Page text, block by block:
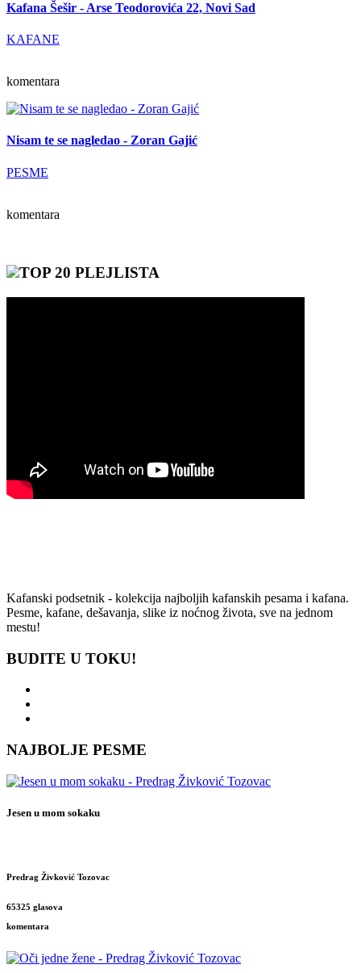
Kafana Šešir - Arse Teodorovića 22, Novi Sad
KAFANE
komentara
Nisam te se nagledao - Zoran Gajić
PESME
komentara
TOP 20 PLEJLISTA
Kafanski podsetnik - kolekcija najboljih kafanskih pesama i kafana.
Pesme, kafane, dešavanja, slike iz noćnog života, sve na jednom
mestu!
BUDITE U TOKU!
NAJBOLJE PESME
Jesen u mom sokaku
Predrag Živković Tozovac
65325 glasova
komentara